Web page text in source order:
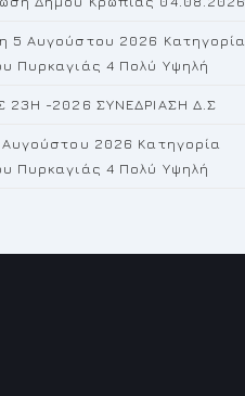
5 Αυγούστου 2026 Κατηγορία
Πυρκαγιάς 4 Πολύ Υψηλή
23H -2026 ΣΥΝΕΔΡΙΑΣΗ Δ.Σ
Αυγούστου 2026 Κατηγορία
Πυρκαγιάς 4 Πολύ Υψηλή